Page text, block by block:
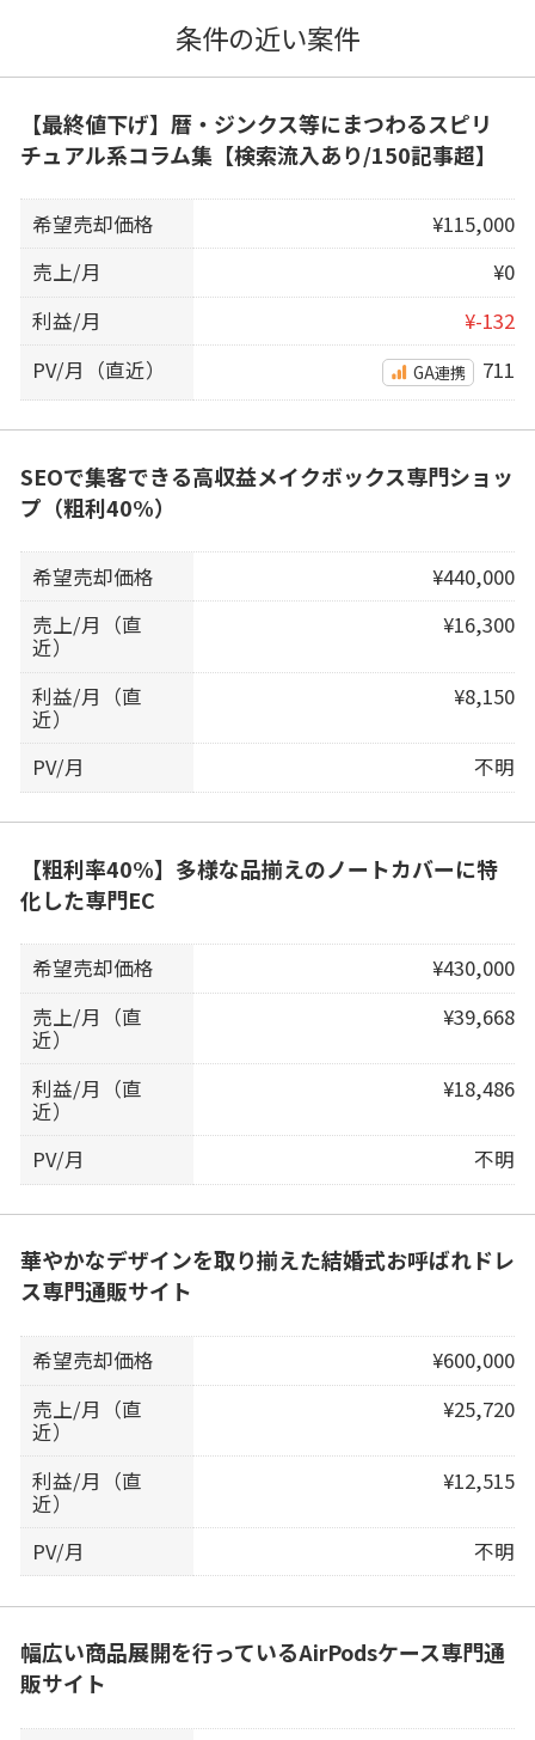
条件の近い案件
【最終値下げ】暦・ジンクス等にまつわるスピリ
チュアル系コラム集【検索流入あり/150記事超】
希望売却価格
¥115,000
売上/月
¥0
利益/月
¥-132
PV/月（直近）
GA連携 711
SEOで集客できる高収益メイクボックス専門ショッ
プ（粗利40%）
希望売却価格
¥440,000
売上/月（直
近）
¥16,300
利益/月（直
近）
¥8,150
PV/月 不明
【粗利率40%】多様な品揃えのノートカバーに特
化した専門EC
希望売却価格
¥430,000
売上/月（直
近）
¥39,668
利益/月（直
近）
¥18,486
PV/月 不明
華やかなデザインを取り揃えた結婚式お呼ばれドレ
ス専門通販サイト
希望売却価格
¥600,000
売上/月（直
近）
¥25,720
利益/月（直
近）
¥12,515
PV/月 不明
幅広い商品展開を行っているAirPodsケース専門通
販サイト